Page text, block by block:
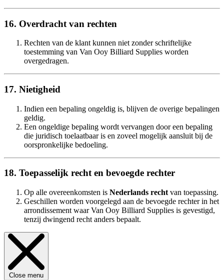
16. Overdracht van rechten
Rechten van de klant kunnen niet zonder schriftelijke
toestemming van Van Ooy Billiard Supplies worden
overgedragen.
17. Nietigheid
Indien een bepaling ongeldig is, blijven de overige bepalingen
geldig.
Een ongeldige bepaling wordt vervangen door een bepaling
die juridisch toelaatbaar is en zoveel mogelijk aansluit bij de
oorspronkelijke bedoeling.
18. Toepasselijk recht en bevoegde rechter
Op alle overeenkomsten is Nederlands recht van toepassing.
Geschillen worden voorgelegd aan de bevoegde rechter in het
arrondissement waar Van Ooy Billiard Supplies is gevestigd,
tenzij dwingend recht anders bepaalt.
Close menu